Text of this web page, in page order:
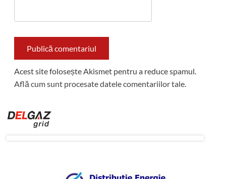
Acest site folosește Akismet pentru a reduce spamul.
Află cum sunt procesate datele comentariilor tale.